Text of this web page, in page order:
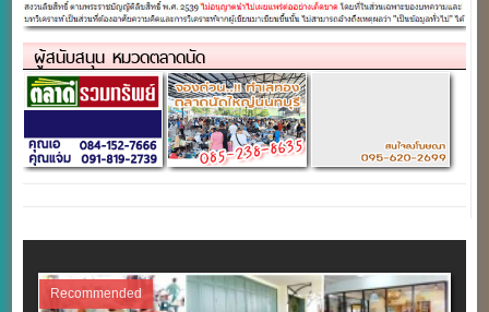
ผู้สนับสนุน หมวดตลาดนัด
Recommended